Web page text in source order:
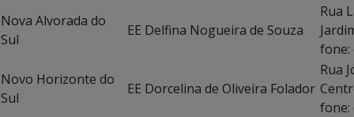
Nova Alvorada do
Sul
EE Delfina Nogueira de Souza
Rua
fone:
Novo Horizonte do
Sul
EE Dorcelina de Oliveira Folador
Rua
fone: